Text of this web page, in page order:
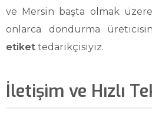
ve Mersin başta olmak
onlarca dondurma
etiket tedarikçisiyiz.
İletişim ve Hızlı